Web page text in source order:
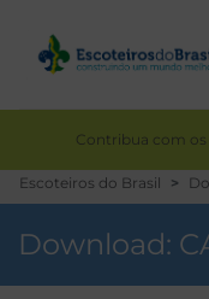
Contribua com
Escoteiros do Brasil
Download: